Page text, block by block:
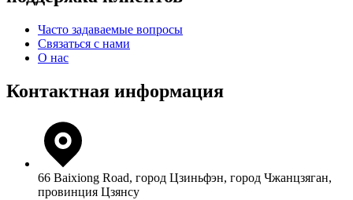
Часто задаваемые вопросы
Связаться с нами
О нас
Контактная информация
66 Baixiong Road, город Цзиньфэн, город Чжанцзяган,
провинция Цзянсу